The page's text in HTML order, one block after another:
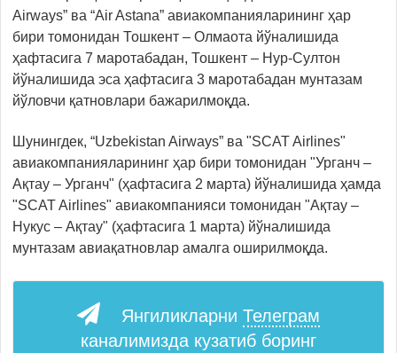
Airways” ва “Air Astana” авиакомпанияларининг ҳар
бири томонидан Тошкент – Олмаота йўналишида
ҳафтасига 7 маротабадан, Тошкент – Нур-Султон
йўналишида эса ҳафтасига 3 маротабадан мунтазам
йўловчи қатновлари бажарилмоқда.
Шунингдек, “Uzbekistan Airways” ва "SCAT Airlines"
авиакомпанияларининг ҳар бири томонидан "Урганч –
Ақтау – Урганч" (ҳафтасига 2 марта) йўналишида ҳамда
"SCAT Airlines" авиакомпанияси томонидан "Ақтау –
Нукус – Ақтау" (ҳафтасига 1 марта) йўналишида
мунтазам авиақатновлар амалга оширилмоқда.
Янгиликларни Телеграм
каналимизда кузатиб боринг